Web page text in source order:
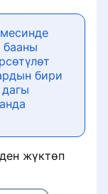
приём
клиники
в личный
в
на баланс
записей с
бааны
бири
жүктөп